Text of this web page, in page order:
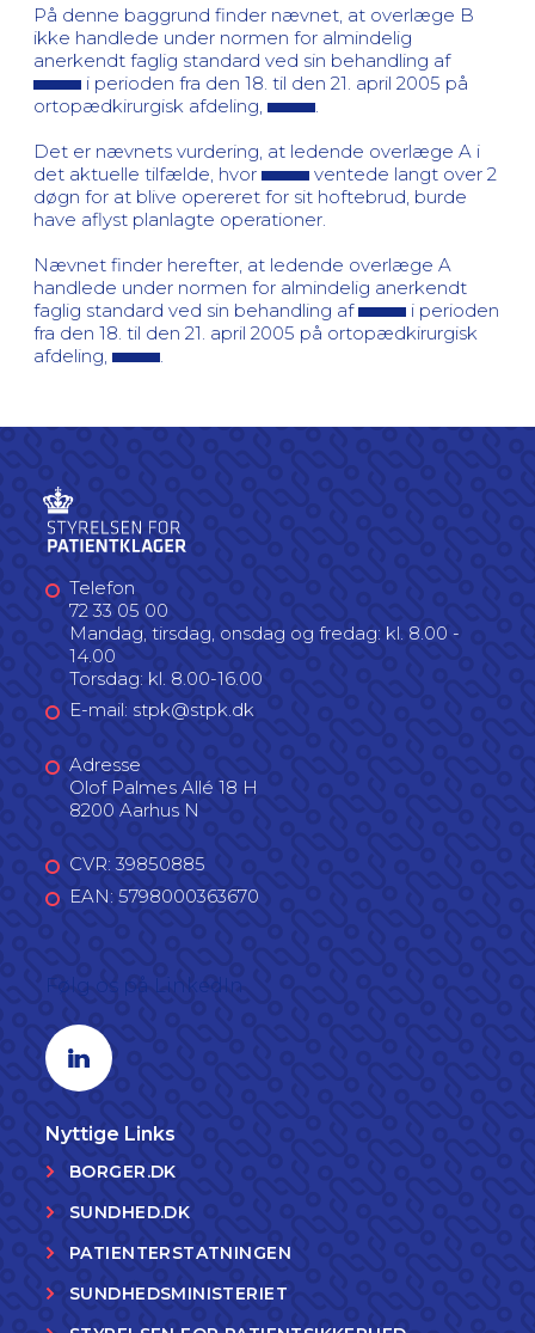
På denne baggrund finder nævnet, at overlæge B
ikke handlede under normen for almindelig
anerkendt faglig standard ved sin behandling af
i perioden fra den 18. til den 21. april 2005 på
ortopædkirurgisk afdeling,
Det er nævnets vurdering, at ledende overlæge A i
det aktuelle tilfælde, hvor
ventede langt over 2
døgn for at blive opereret for sit hoftebrud, burde
have aflyst planlagte operationer.
Nævnet finder herefter, at ledende overlæge A
handlede under normen for almindelig anerkendt
faglig standard ved sin behandling af
i perioden
fra den 18. til den 21. april 2005 på ortopædkirurgisk
afdeling,
Telefon
72 33 05 00
Mandag, tirsdag, onsdag og fredag: kl. 8.00 -
14.00
Torsdag: kl. 8.00-16.00
E-mail: stpk@stpk.dk
Adresse
Olof Palmes Allé 18 H
8200 Aarhus N
CVR: 39850885
EAN: 5798000363670
Linkedin profil
Nyttige Links
BORGER.DK
SUNDHED.DK
PATIENTERSTATNINGEN
SUNDHEDSMINISTERIET